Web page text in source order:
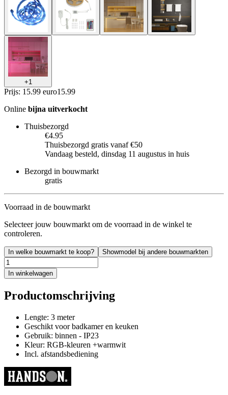
+1
Prijs: 15.99 euro15.99
Online bijna uitverkocht
Thuisbezorgd
€4.95
Thuisbezorgd gratis vanaf €50
Vandaag besteld, dinsdag 11 augustus in huis
Bezorgd in bouwmarkt
gratis
Voorraad in de bouwmarkt
Selecteer jouw bouwmarkt om de voorraad in de winkel te
controleren.
In welke bouwmarkt te koop? Showmodel bij andere bouwmarkten
In winkelwagen
Productomschrijving
Lengte: 3 meter
Geschikt voor badkamer en keuken
Gebruik: binnen - IP23
Kleur: RGB-kleuren +warmwit
Incl. afstandsbediening